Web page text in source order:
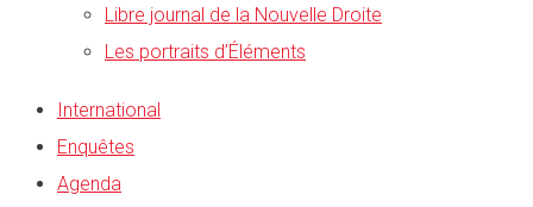
Libre journal de la Nouvelle Droite
Les portraits d’Éléments
International
Enquêtes
Agenda